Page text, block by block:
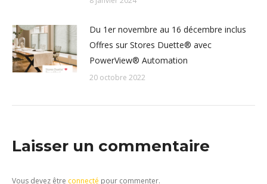
Du 1er novembre au 16 décembre inclus
Offres sur Stores Duette® avec
PowerView® Automation
20 octobre 2022
Laisser un commentaire
Vous devez être connecté pour commenter.